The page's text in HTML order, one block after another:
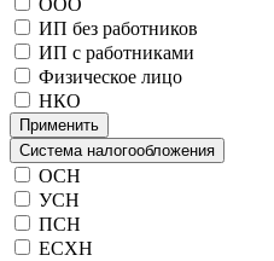
ООО
ИП без работников
ИП с работниками
Физическое лицо
НКО
Применить
Система налогообложения
ОСН
УСН
ПСН
ЕСХН